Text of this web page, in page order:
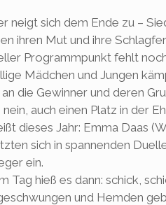
neigt sich dem Ende zu –
ihren Mut und ihre
Programmpunkt fehlt
Mädchen und Jungen
die Gewinner und deren
nein, auch einen Platz in der
dieses Jahr: Emma Daas
sich in spannenden
ein.
Tag hieß es dann: schick,
und Hemden